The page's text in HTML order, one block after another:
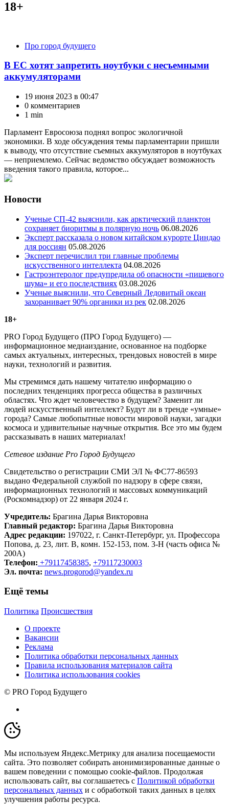
18+
КатегорииПро город будущего
В ЕС хотят запретить ноутбуки с несъемными
аккумуляторами
19 июня 2023 в 00:47
0 комментариев
1 min
Парламент Евросоюза поднял вопрос экологичной
экономики. В ходе обсуждения темы парламентарии пришли
к выводу, что отсутствие съемных аккумуляторов в ноутбуках
— неприемлемо. Сейчас ведомство обсуждает возможность
введения такого правила, которое...
Новости
Ученые СП-42 выяснили, как арктический планктон
сохраняет биоритмы в полярную ночь 06.08.2026
Эксперт рассказала о новом китайском курорте Циндао
для россиян 05.08.2026
Эксперт перечислил три главные проблемы
искусственного интеллекта 04.08.2026
Гастроэнтеролог предупредила об опасности «пищевого
шума» и его последствиях 03.08.2026
Ученые выяснили, что Северный Ледовитый океан
захоранивает 90% органики из рек 02.08.2026
18+
PRO Город Будущего (ПРО Город Будущего) —
информационное медиаиздание, основанное на подборке
самых актуальных, интересных, трендовых новостей в мире
науки, технологий и развития.
Мы стремимся дать нашему читателю информацию о
последних тенденциях прогресса общества в различных
областях. Что ждет человечество в будущем? Заменит ли
людей искусственный интеллект? Будут ли в тренде «умные»
города? Самые любопытные новости мировой науки, загадки
космоса и удивительные научные открытия. Все это мы будем
рассказывать в наших материалах!
Сетевое издание Рrо Город Будущего
Свидетельство о регистрации СМИ ЭЛ № ФС77-86593
выдано Федеральной службой по надзору в сфере связи,
информационных технологий и массовых коммуникаций
(Роскомнадзор) от 22 января 2024 г.
Учредитель: Брагина Дарья Викторовна
Главный редактор: Брагина Дарья Викторовна
Адрес редакции: 197022, г. Санкт-Петербург, ул. Профессора
Попова, д. 23, лит. В, комн. 152-153, пом. 3-Н (часть офиса №
200А)
Телефон: +79117458385, +79117230003
Эл. почта: news.progorod@yandex.ru
Ещё темы
Политика Происшествия
О проекте
Вакансии
Реклама
Политика обработки персональных данных
Правила использования материалов сайта
Политика использования cookies
© PRO Город Будущего
Мы используем Яндекс.Метрику для анализа посещаемости
сайта. Это позволяет собирать анонимизированные данные о
вашем поведении с помощью cookie-файлов. Продолжая
использовать сайт, вы соглашаетесь с Политикой обработки
персональных данных и с обработкой таких данных в целях
улучшения работы ресурса.